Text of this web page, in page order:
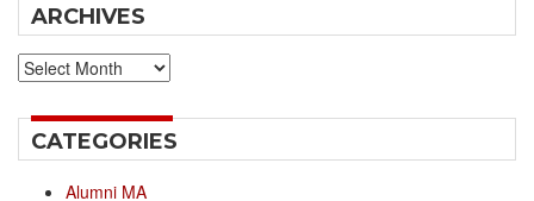
ARCHIVES
Archives
CATEGORIES
Alumni MA